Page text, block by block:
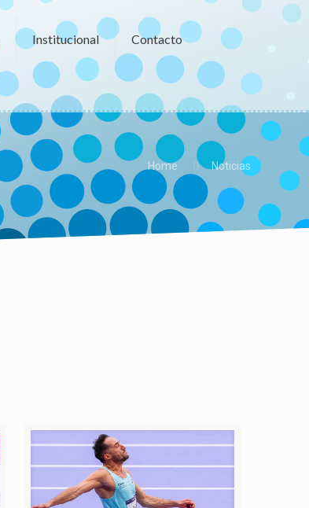
Institucional Contacto
Home Noticias